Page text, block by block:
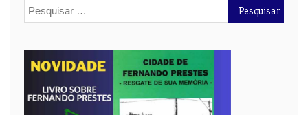
Pesquisar
por: